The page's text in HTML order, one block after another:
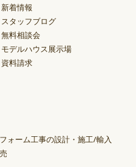
新着情報
スタッフブログ
無料相談会
モデルハウス展示場
資料請求
ォーム工事の設計・施工/輸入